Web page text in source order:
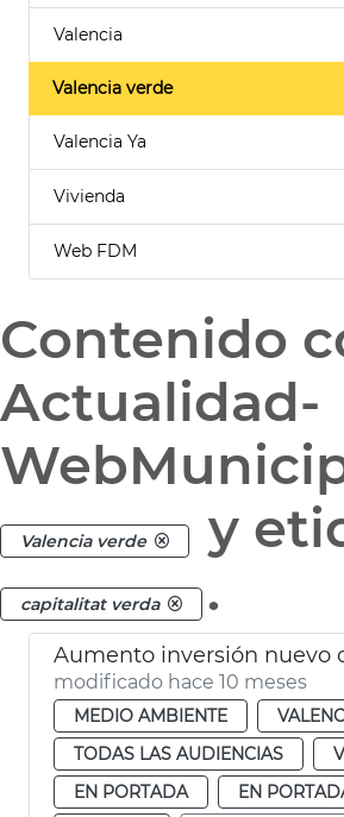
Valencia
Valencia verde
Valencia Ya
Vivienda
Web FDM
Contenido
Actualidad-
Valencia verde y
capitalitat verda .
modificado hace 10 meses
MEDIO AMBIENTE
TODAS LAS AUDIENCIAS
EN PORTADA
EN